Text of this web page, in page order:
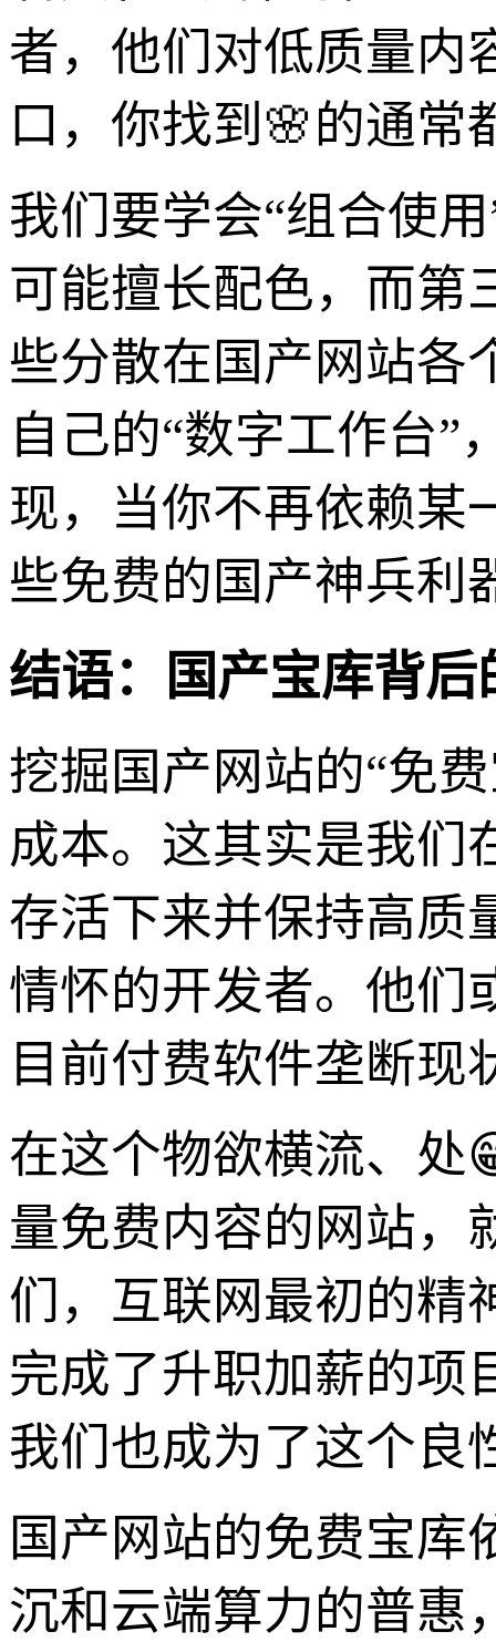
者，他们对低质量内
口，你找到🌸的通常
我们要学会“组合使
可能擅长配色，而第
些分散在国产网站各
自己的“数字工作台”
现，当你不再依赖某
些免费的国产神兵利
结语：国产宝库背后
挖掘国产网站的“免
成本。这其实是我们
存活下来并保持高质
情怀的开发者。他们
目前付费软件垄断
在这个物欲横流、处
量免费内容的网站，
们，互联网最初的精
完成了升职加薪的项
我们也成为了这个良
国产网站的免费宝库
沉和云端算力的普惠